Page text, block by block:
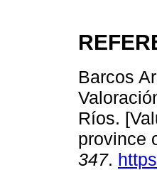
Barcos
Ríos.
province
347.